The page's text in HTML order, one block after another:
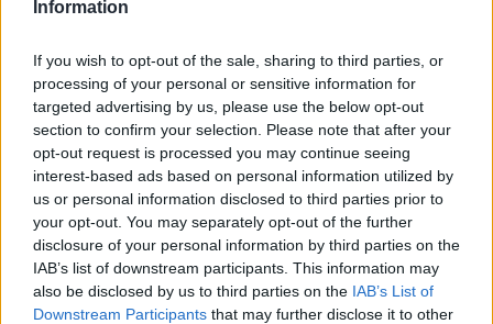
Information
If you wish to opt-out of the sale, sharing to third parties, or
processing of your personal or sensitive information for
targeted advertising by us, please use the below opt-out
section to confirm your selection. Please note that after your
opt-out request is processed you may continue seeing
interest-based ads based on personal information utilized by
us or personal information disclosed to third parties prior to
your opt-out. You may separately opt-out of the further
disclosure of your personal information by third parties on the
IAB’s list of downstream participants. This information may
also be disclosed by us to third parties on the IAB’s List of
Downstream Participants that may further disclose it to other
Recomandările noastre
SOCIAL